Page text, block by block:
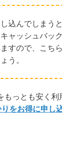
込んでしまう
ャッシュバッ
すので、こち
う。
もっとも安く利
をお得に申し